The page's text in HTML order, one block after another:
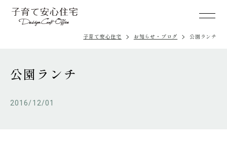
子育て安心住宅 お知らせ・ブログ 公園ランチ
公園ランチ
2016/12/01